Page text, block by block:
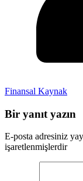
Finansal Kaynak
Bir yanıt yazın
E-posta adresiniz
işaretlenmişlerdir